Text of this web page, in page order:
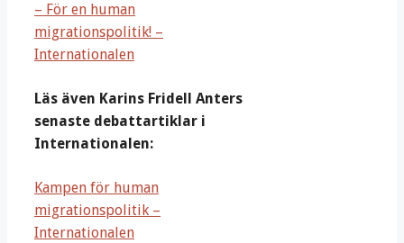
– För en human
migrationspolitik! –
Internationalen
Läs även Karins Fridell Anters
senaste debattartiklar i
Internationalen:
Kampen för human
migrationspolitik –
Internationalen